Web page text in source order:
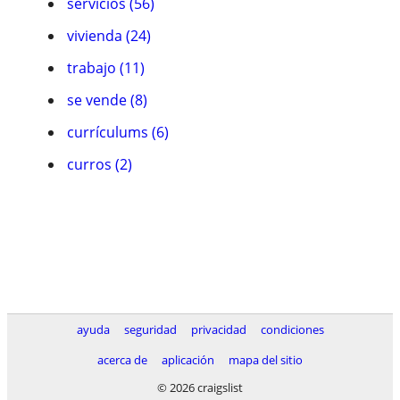
vivienda (24)
trabajo (11)
se vende (8)
currículums (6)
curros (2)
ayuda seguridad privacidad
condiciones
acerca de
aplicación
mapa del sitio
© 2026 craigslist